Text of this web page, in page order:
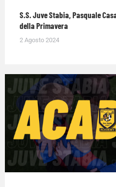
S.S. Juve Stabia, Pasquale
della Primavera
2 Agosto 2024